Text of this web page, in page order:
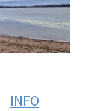
INFO